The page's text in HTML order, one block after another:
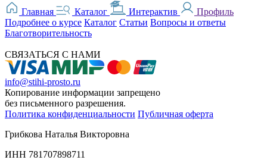
Главная Каталог Интерактив
Профиль
Подробнее о курсе Каталог Статьи Вопросы и ответы
Благотворительность
СВЯЗАТЬСЯ С НАМИ
info@stihi-prosto.ru
Копирование информации запрещено
без письменного разрешения.
Политика конфиденциальности Публичная оферта
Грибкова Наталья Викторовна
ИНН 781707898711